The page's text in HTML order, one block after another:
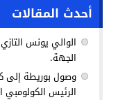
أحدث المقالات
الوالي يونس
الجهة.
وصول بوريطة إلى
الرئيس الكولومبي